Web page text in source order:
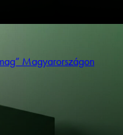
Magyarországon